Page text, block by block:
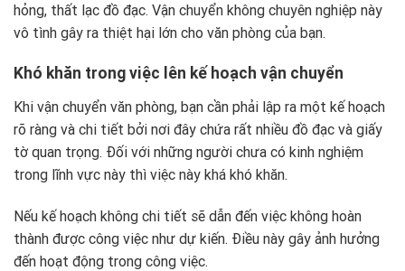
hỏng, thất lạc đồ đạc. Vận chuyển không chuyên nghiệp này
vô tình gây ra thiệt hại lớn cho văn phòng của bạn.
Khó khăn trong việc lên kế hoạch vận chuyển
Khi vận chuyển văn phòng, bạn cần phải lập ra một kế hoạch
rõ ràng và chi tiết bởi nơi đây chứa rất nhiều đồ đạc và giấy
tờ quan trọng. Đối với những người chưa có kinh nghiệm
trong lĩnh vực này thì việc này khá khó khăn.
Nếu kế hoạch không chi tiết sẽ dẫn đến việc không hoàn
thành được công việc như dự kiến. Điều này gây ảnh hưởng
đến hoạt động trong công việc.